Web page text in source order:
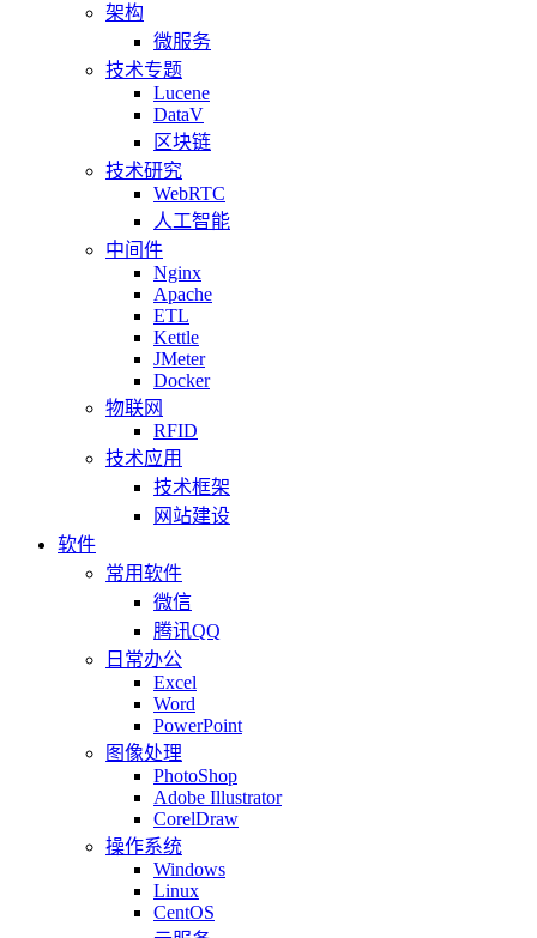
架构
微服务
技术专题
Lucene
DataV
区块链
技术研究
WebRTC
人工智能
中间件
Nginx
Apache
ETL
Kettle
JMeter
Docker
物联网
RFID
技术应用
技术框架
网站建设
软件
常用软件
微信
腾讯QQ
日常办公
Excel
Word
PowerPoint
图像处理
PhotoShop
Adobe Illustrator
CorelDraw
操作系统
Windows
Linux
CentOS